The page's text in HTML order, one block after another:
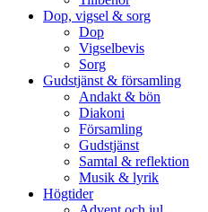
Dop, vigsel & sorg
Dop
Vigselbevis
Sorg
Gudstjänst & församling
Andakt & bön
Diakoni
Församling
Gudstjänst
Samtal & reflektion
Musik & lyrik
Högtider